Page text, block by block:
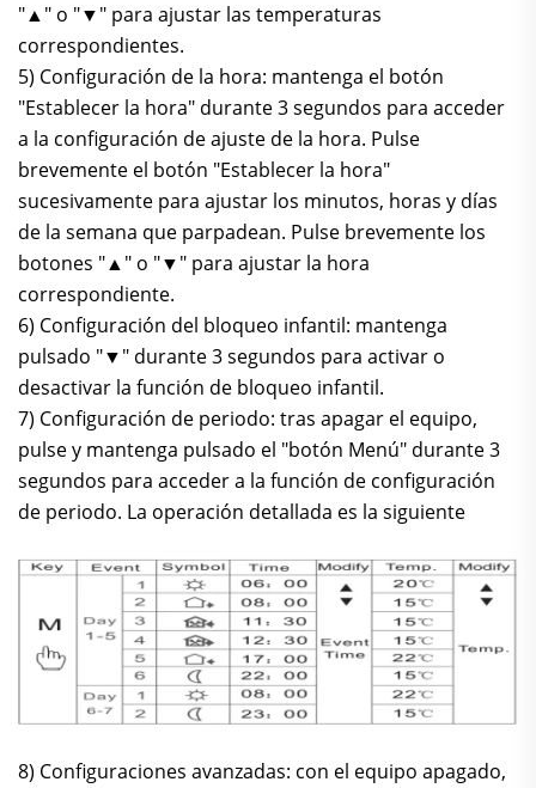
"▲" o "▼" para ajustar las temperaturas
correspondientes.
5) Configuración de la hora: mantenga el botón
"Establecer la hora" durante 3 segundos para acceder
a la configuración de ajuste de la hora. Pulse
brevemente el botón "Establecer la hora"
sucesivamente para ajustar los minutos, horas y días
de la semana que parpadean. Pulse brevemente los
botones "▲" o "▼" para ajustar la hora
correspondiente.
6) Configuración del bloqueo infantil: mantenga
pulsado "▼" durante 3 segundos para activar o
desactivar la función de bloqueo infantil.
7) Configuración de periodo: tras apagar el equipo,
pulse y mantenga pulsado el "botón Menú" durante 3
segundos para acceder a la función de configuración
de periodo. La operación detallada es la siguiente
8) Configuraciones avanzadas: con el equipo apagado,